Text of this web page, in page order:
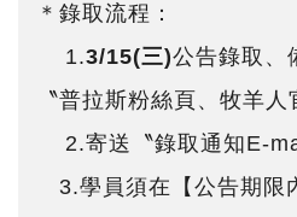
＊錄取流程：
1.3/15(三)公告錄取、
〝普拉斯粉絲頁、牧羊人
2.寄送〝錄取通知E-
3.學員須在【公告期限